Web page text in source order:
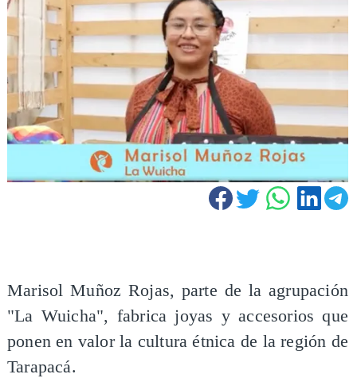
Marisol Muñoz Rojas, parte de la agrupación
"La Wuicha", fabrica joyas y accesorios que
ponen en valor la cultura étnica de la región de
Tarapacá.